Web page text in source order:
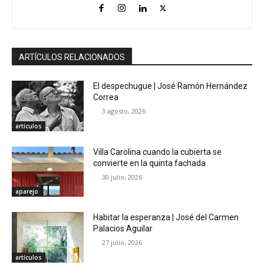
ARTÍCULOS RELACIONADOS
artículos
El despechugue | José Ramón Hernández
Correa
3 agosto, 2026
aparejo
Villa Carolina cuando la cubierta se
convierte en la quinta fachada
30 julio, 2026
artículos
Habitar la esperanza | José del Carmen
Palacios Aguilar
27 julio, 2026